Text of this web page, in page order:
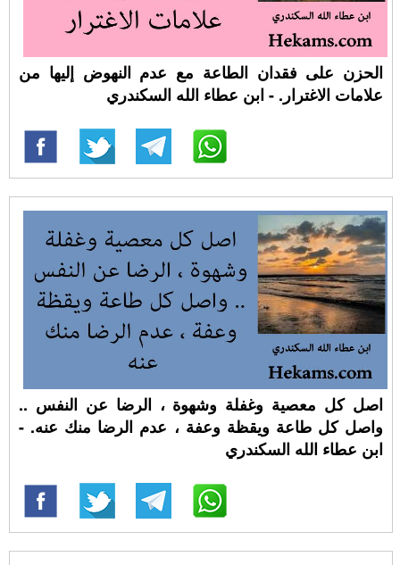
الحزن على فقدان الطاعة مع عدم النهوض إليها من
علامات الاغترار. - ابن عطاء الله السكندري
اصل كل معصية وغفلة وشهوة ، الرضا عن النفس ..
واصل كل طاعة ويقظة وعفة ، عدم الرضا منك عنه. -
ابن عطاء الله السكندري